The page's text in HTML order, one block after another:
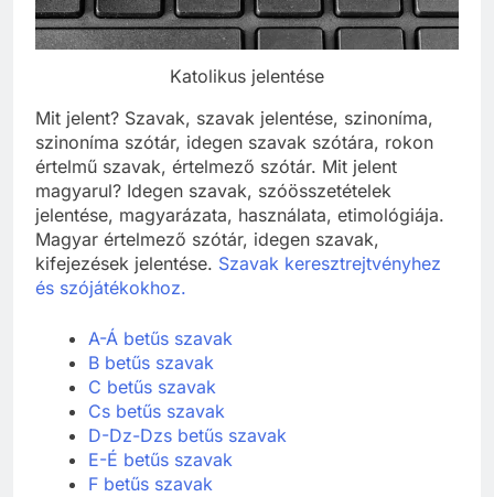
Katolikus jelentése
Mit jelent? Szavak, szavak jelentése, szinoníma,
szinoníma szótár, idegen szavak szótára, rokon
értelmű szavak, értelmező szótár. Mit jelent
magyarul? Idegen szavak, szóösszetételek
jelentése, magyarázata, használata, etimológiája.
Magyar értelmező szótár, idegen szavak,
kifejezések jelentése. Szavak keresztrejtvényhez
és szójátékokhoz.
A-Á betűs szavak
B betűs szavak
C betűs szavak
Cs betűs szavak
D-Dz-Dzs betűs szavak
E-É betűs szavak
F betűs szavak